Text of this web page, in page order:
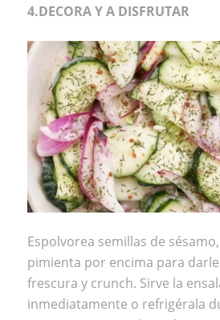
4.DECORA Y A DISFRUTAR
Espolvorea semillas de
pimienta por encima para
frescura y crunch. Sirve la
inmediatamente o refrigérala